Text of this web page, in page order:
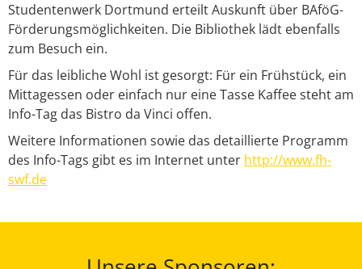
Studentenwerk Dortmund erteilt Auskunft über BAföG-
Förderungsmöglichkeiten. Die Bibliothek lädt ebenfalls
zum Besuch ein.
Für das leibliche Wohl ist gesorgt: Für ein Frühstück, ein
Mittagessen oder einfach nur eine Tasse Kaffee steht am
Info-Tag das Bistro da Vinci offen.
Weitere Informationen sowie das detaillierte Programm
des Info-Tags gibt es im Internet unter http://www.fh-
swf.de